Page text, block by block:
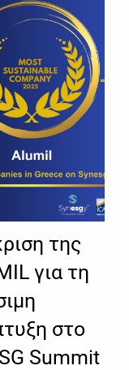
της
για τη
στο
Summit